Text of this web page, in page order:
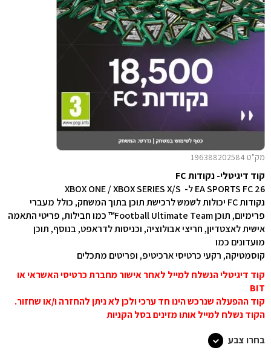
מק"ט 196388202584
קוד דיגיטלי- נקודות FC
EA SPORTS FC 26 ל-
נקודות FC יכולות לשמש לרכישת תוכן בתוך המשחק, כולל מעברי
פרימיום, תוכן Football Ultimate Team™ כמו חבילות, פריטי התאמה
אישית לאצטדיון, חריצי אבולוציה, וכניסות לדראפט, בנוסף, תוכן
מועדונים כמו
קוסמטיקה, רקעי כרטיסי ארכיטיפ, ופריטים מתכלים
קוד דיגיטלי הנשלח למייל לאחר אישור מחברת כרטיסי האשראי או
BIT
קוד ההפעלה שנרכש הינו חד ערכי ולכן לא ניתן להחזרה ו/או שחזור.
הקוד נשלח למייל אותו מזינים בסל הקניות
בחרו צבע